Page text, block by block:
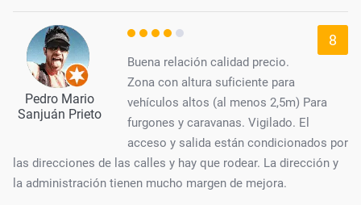
Pedro Mario
Sanjuán Prieto
8
Buena relación calidad precio.
Zona con altura suficiente para
vehículos altos (al menos 2,5m) Para
furgones y caravanas. Vigilado. El
acceso y salida están condicionados por
las direcciones de las calles y hay que rodear. La dirección y
la administración tienen mucho margen de mejora.